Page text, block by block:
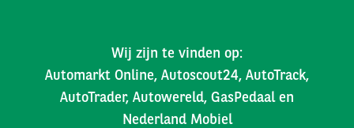
Wij zijn te vinden op:
Automarkt Online, Autoscout24, AutoTrack,
AutoTrader, Autowereld, GasPedaal en
Nederland Mobiel